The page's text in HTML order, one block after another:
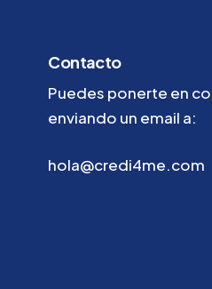
Contacto
Puedes ponerte en
enviando un email a:
hola@credi4me.com